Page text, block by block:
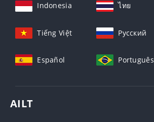
Indonesia ไทย
Tiếng Việt Русский
Español Português
AILT